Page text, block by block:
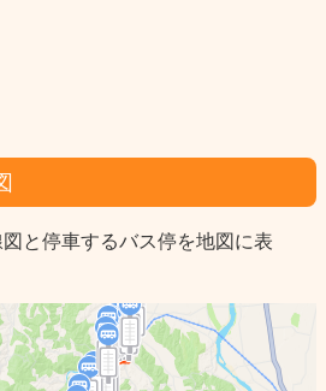
図と停車するバス停を地図に表